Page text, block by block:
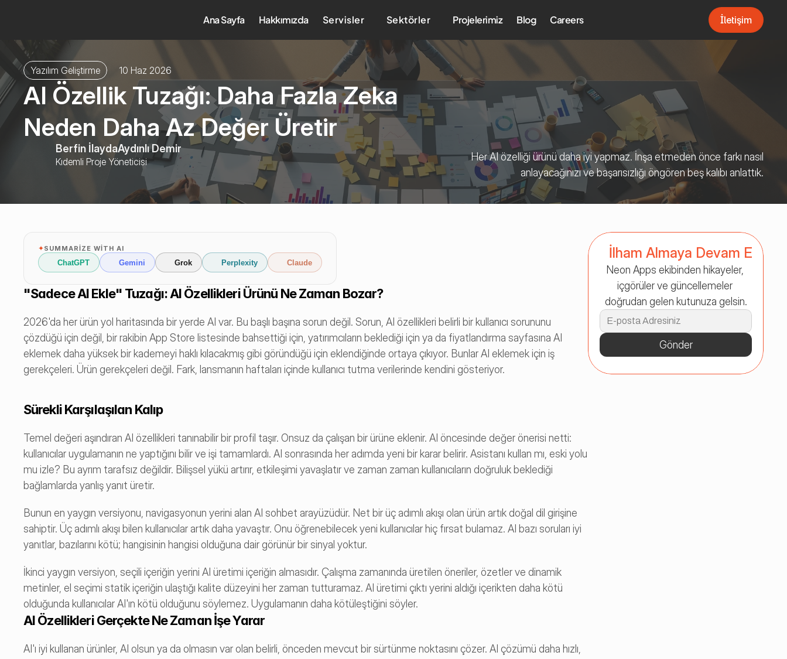
Yazılım Geliştirme 10 Haz 2026
AI Özellik Tuzağı: Daha Fazla Zeka
Neden Daha Az Değer Üretir
Berfin İlaydaAydınlı Demir
Kıdemli Proje Yöneticisi
Her AI özelliği ürünü daha iyi yapmaz. İnşa etmeden önce farkı nasıl
anlayacağınızı ve başarısızlığı öngören beş kalıbı anlattık.
✦SUMMARIZE WITH AI
ChatGPT Gemini Grok Perplexity Claude
"Sadece AI Ekle" Tuzağı: AI Özellikleri Ürünü Ne Zaman Bozar?
2026'da her ürün yol haritasında bir yerde AI var. Bu başlı başına sorun değil. Sorun, AI özellikleri belirli bir kullanıcı sorununu
çözdüğü için değil, bir rakibin App Store listesinde bahsettiği için, yatırımcıların beklediği için ya da fiyatlandırma sayfasına AI
eklemek daha yüksek bir kademeyi haklı kılacakmış gibi göründüğü için eklendiğinde ortaya çıkıyor. Bunlar AI eklemek için iş
gerekçeleri. Ürün gerekçeleri değil. Fark, lansmanın haftaları içinde kullanıcı tutma verilerinde kendini gösteriyor.
Sürekli Karşılaşılan Kalıp
Temel değeri aşındıran AI özellikleri tanınabilir bir profil taşır. Onsuz da çalışan bir ürüne eklenir. AI öncesinde değer önerisi netti:
kullanıcılar uygulamanın ne yaptığını bilir ve işi tamamlardı. AI sonrasında her adımda yeni bir karar belirir. Asistanı kullan mı, eski yolu
mu izle? Bu ayrım tarafsız değildir. Bilişsel yükü artırır, etkileşimi yavaşlatır ve zaman zaman kullanıcıların doğruluk beklediği
bağlamlarda yanlış yanıt üretir.
Bunun en yaygın versiyonu, navigasyonun yerini alan AI sohbet arayüzüdür. Net bir üç adımlı akışı olan ürün artık doğal dil girişine
sahiptir. Üç adımlı akışı bilen kullanıcılar artık daha yavaştır. Onu öğrenebilecek yeni kullanıcılar hiç fırsat bulamaz. AI bazı soruları iyi
yanıtlar, bazılarını kötü; hangisinin hangisi olduğuna dair görünür bir sinyal yoktur.
İkinci yaygın versiyon, seçili içeriğin yerini AI üretimi içeriğin almasıdır. Çalışma zamanında üretilen öneriler, özetler ve dinamik
metinler, el seçimi statik içeriğin ulaştığı kalite düzeyini her zaman tutturamaz. AI üretimi çıktı yerini aldığı içerikten daha kötü
olduğunda kullanıcılar AI'ın kötü olduğunu söylemez. Uygulamanın daha kötüleştiğini söyler.
AI Özellikleri Gerçekte Ne Zaman İşe Yarar
AI'ı iyi kullanan ürünler, AI olsun ya da olmasın var olan belirli, önceden mevcut bir sürtünme noktasını çözer. AI çözümü daha hızlı,
İlham Almaya Devam Et
Neon Apps ekibinden hikayeler,
içgörüler ve güncellemeler
doğrudan gelen kutunuza gelsin.
Gönder
Ana Sayfa Hakkımızda Servisler Sektörler Projelerimiz Blog Careers
İletişim
İletişim